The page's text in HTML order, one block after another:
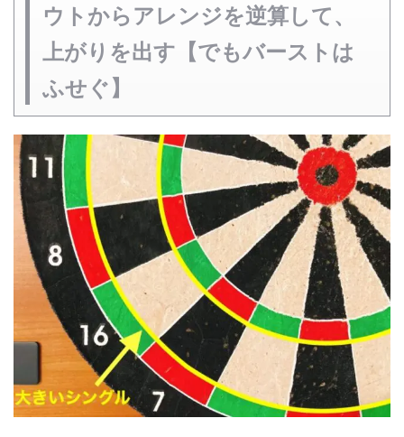
ウトからアレンジを逆算して、
上がりを出す【でもバーストは
ふせぐ】